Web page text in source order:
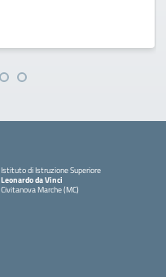
Istituto di Istruzione Superiore
Leonardo da Vinci
Civitanova Marche (MC)